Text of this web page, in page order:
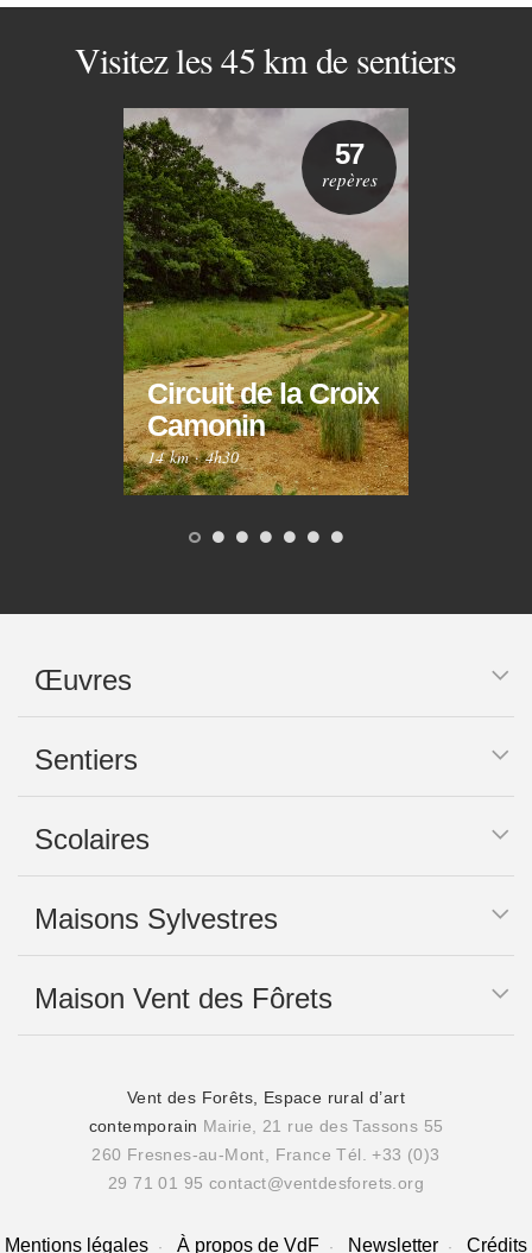
Visitez les 45 km de sentiers
Circuit de la Croix
Camonin
14 km·4h30
57
repères
Œuvres
Sentiers
Scolaires
Maisons Sylvestres
Maison Vent des Fôrets
Vent des Forêts, Espace rural d’art
contemporain Mairie, 21 rue des Tassons 55
260 Fresnes-au-Mont, France Tél. +33 (0)3
29 71 01 95 contact@ventdesforets.org
Mentions légales À propos de VdF Newsletter Crédits